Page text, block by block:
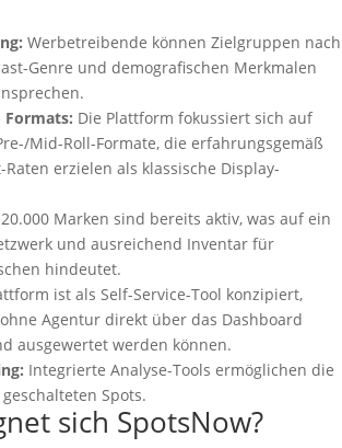
Werbetreibende können Zielgruppen nach
Genre und demografischen Merkmalen
Formats: Die Plattform fokussiert sich auf
Mid-Roll-Formate, die erfahrungsgemäß
erzielen als klassische Display-
Marken sind bereits aktiv, was auf ein
und ausreichend Inventar für
hindeutet.
ist als Self-Service-Tool konzipiert,
Agentur direkt über das Dashboard
ausgewertet werden können.
Integrierte Analyse-Tools ermöglichen die
Spots.
sich SpotsNow?